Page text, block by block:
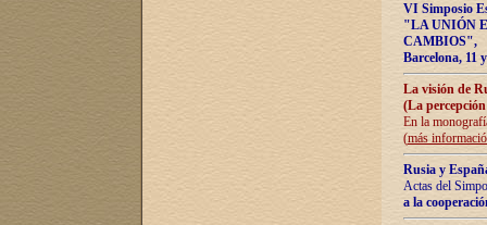
VI Simposio
"LA UNIÓN
CAMBIOS",
Barcelona, 11
La visión de
(La
En la
(más
Rusia y
Actas del
a la